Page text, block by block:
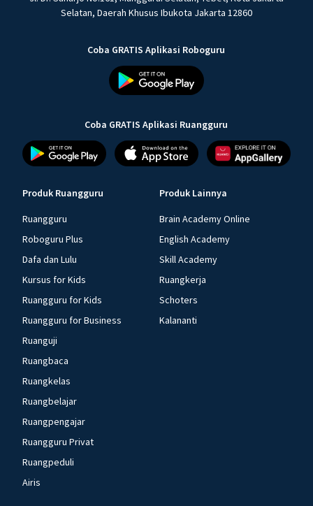
Selatan, Daerah Khusus Ibukota Jakarta 12860
Coba GRATIS Aplikasi Roboguru
Coba GRATIS Aplikasi Ruangguru
Produk Ruangguru
Ruangguru
Roboguru Plus
Dafa dan Lulu
Kursus for Kids
Ruangguru for Kids
Ruangguru for Business
Ruanguji
Ruangbaca
Ruangkelas
Ruangbelajar
Ruangpengajar
Ruangguru Privat
Ruangpeduli
Airis
Produk Lainnya
Brain Academy Online
English Academy
Skill Academy
Ruangkerja
Schoters
Kalananti